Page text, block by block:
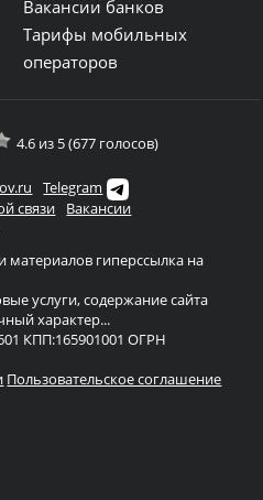
Вакансии банков
Тарифы мобильных
операторов
4.6 из 5 (677 голосов)
Telegram
связи
Вакансии
материалов гиперссылка на
услуги, содержание сайта
характер...
КПП:165901001 ОГРН
Пользовательское соглашение